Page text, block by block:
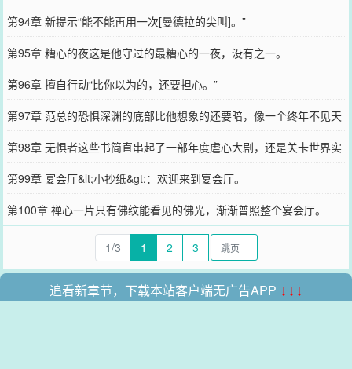
第94章 新提示“能不能再用一次[曼德拉的尖叫]。”
第95章 糟心的夜这是他守过的最糟心的一夜，没有之一。
第96章 擅自行动“比你以为的，还要担心。”
第97章 范总的恐惧深渊的底部比他想象的还要暗，像一个终年不见天
日的地牢。
第98章 无惧者这些书简直串起了一部年度虐心大剧，还是关卡世界实
地取景的。
第99章 宴会厅&lt;小抄纸&gt;：欢迎来到宴会厅。
第100章 禅心一片只有佛纹能看见的佛光，渐渐普照整个宴会厅。
1/3 1 2 3
追看新章节，下载本站客户端无广告APP ↓↓↓